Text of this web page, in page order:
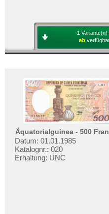
1 Variante(n)
ab
Äquatorialguinea - 500
Datum: 01.01.1985
Katalognr.: 020
Erhaltung: UNC